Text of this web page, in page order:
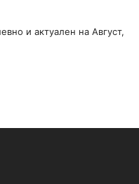
и актуален на Август,